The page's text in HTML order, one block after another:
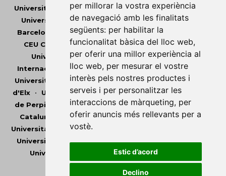
per millorar la vostra experiència
de navegació amb les finalitats
següents: per habilitar la
funcionalitat bàsica del lloc web,
per oferir una millor experiència al
lloc web, per mesurar el vostre
interès pels nostres productes i
serveis i per personalitzar les
interaccions de màrqueting, per
oferir anuncis més rellevants per a
vostè.
Estic d’acord
Declino
Universitat Abat Oliba CEU • Universitat d'Alacant
Universitat d'Andorra•Universitat Autònoma de
Barcelona
Universitat de Barcelona •
CEU Cardenal Herrera•Universitat de Girona•
Universitat de les Illes Balears•Universitat
Internacional de Catalunya•Universitat Jaume I
Universitat de Lleida•Universitat Miguel Hernández
d'Elx• Universitat Oberta de Catalunya•Universitat
de Perpinyà Via Domitia•Universitat Politècnica de
Catalunya
Universitat Politècnica de València •
Universitat Pompeu Fabra
Universitat Rovira i Virgili•Universitat de Sàsser•
Universitat de València•Universitat de Vic -
Universitat Central de Catalunya